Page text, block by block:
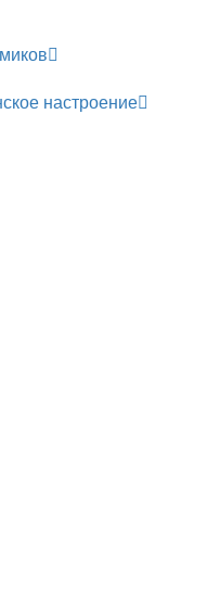
настроение